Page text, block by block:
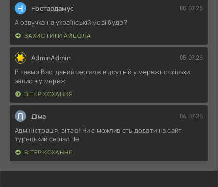
Н Ностардамус 06.07.26
А озвучка на українській мові буде?
ЗАХИСТИТИ АЙДОЛА
AdminAdmin 05.07.26
Вітаємо Вас, даний серіал є відсутній у мережі, оскільки
записів у мережі
ВІТЕР КОХАННЯ
Д Діма 04.07.26
Адміністрація, вітаю! Чи є можливість додати на сайт
турецький серіал Не
ВІТЕР КОХАННЯ